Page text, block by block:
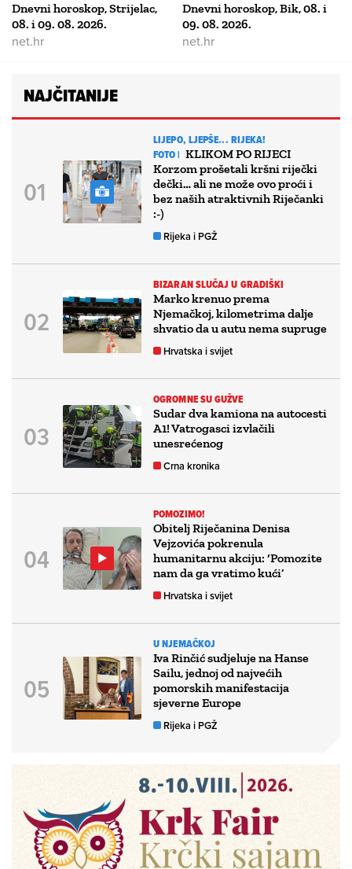
Dnevni horoskop, Strijelac,
08. i 09. 08. 2026.
net.hr
Dnevni horoskop, Bik, 08. i
09. 08. 2026.
net.hr
NAJČITANIJE
LIJEPO, LJEPŠE... RIJEKA!
FOTO | KLIKOM PO RIJECI
Korzom prošetali kršni riječki
dečki… ali ne može ovo proći i
bez naših atraktivnih Riječanki
:-)
Rijeka i PGŽ
BIZARAN SLUČAJ U GRADIŠKI
Marko krenuo prema
Njemačkoj, kilometrima dalje
shvatio da u autu nema supruge
Hrvatska i svijet
OGROMNE SU GUŽVE
Sudar dva kamiona na autocesti
A1! Vatrogasci izvlačili
unesrećenog
Crna kronika
POMOZIMO!
Obitelj Riječanina Denisa
Vejzovića pokrenula
humanitarnu akciju: ‘Pomozite
nam da ga vratimo kući’
Hrvatska i svijet
U NJEMAČKOJ
Iva Rinčić sudjeluje na Hanse
Sailu, jednoj od najvećih
pomorskih manifestacija
sjeverne Europe
Rijeka i PGŽ